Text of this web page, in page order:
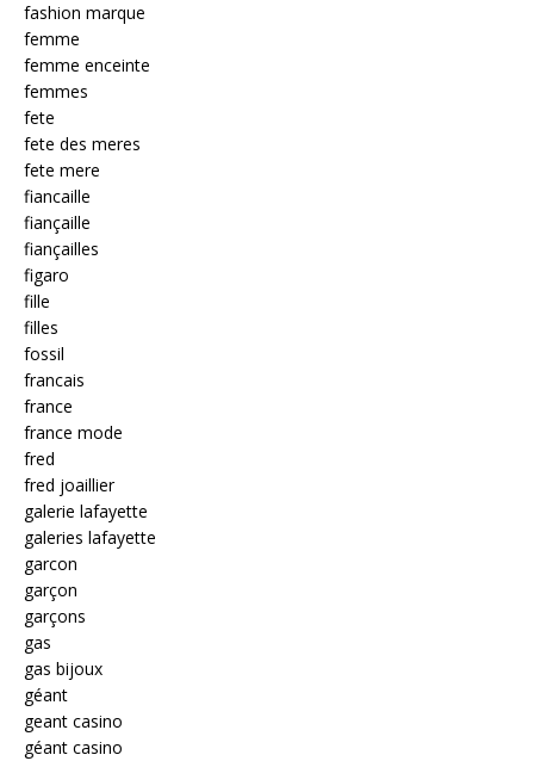
fashion marque
femme
femme enceinte
femmes
fete
fete des meres
fete mere
fiancaille
fiançaille
fiançailles
figaro
fille
filles
fossil
francais
france
france mode
fred
fred joaillier
galerie lafayette
galeries lafayette
garcon
garçon
garçons
gas
gas bijoux
géant
geant casino
géant casino